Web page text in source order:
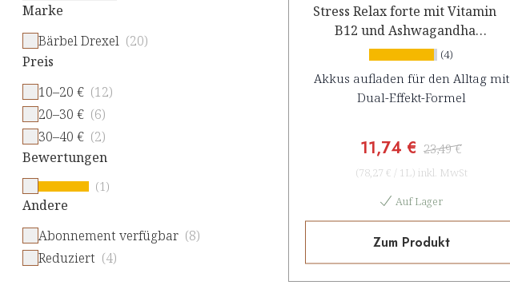
Marke
Bärbel Drexel (20)
Preis
10–20 € (12)
20–30 € (6)
30–40 € (2)
Bewertungen
(1)
Andere
Abonnement verfügbar (8)
Reduziert (4)
Stress Relax forte mit Vitamin
B12 und Ashwagandha
Konzentrat (4)
Akkus aufladen für den Alltag mit
Dual-Effekt-Formel
11,74 € 23,49 €
(78,27 € / 1L) inkl. MwSt
Auf Lager
Zum Produkt